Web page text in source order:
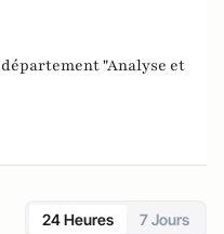
"Analyse et
24 Heures 7 Jours